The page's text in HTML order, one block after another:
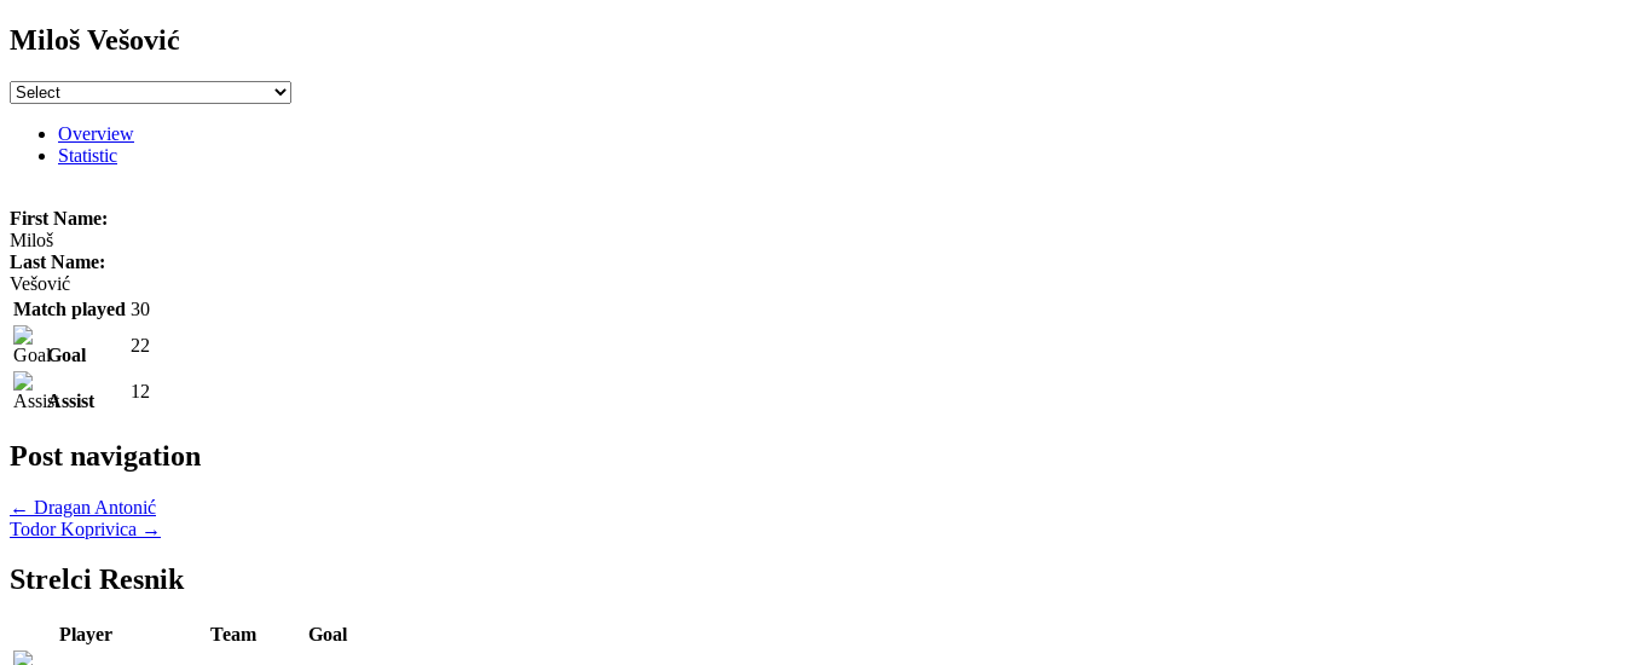
Miloš Vešović
Overview
Statistic
First Name:
Miloš
Last Name:
Vešović
Match played 30
Goal 22
Assist 12
Post navigation
← Dragan Antonić
Todor Koprivica →
Strelci Resnik
Player Team Goal